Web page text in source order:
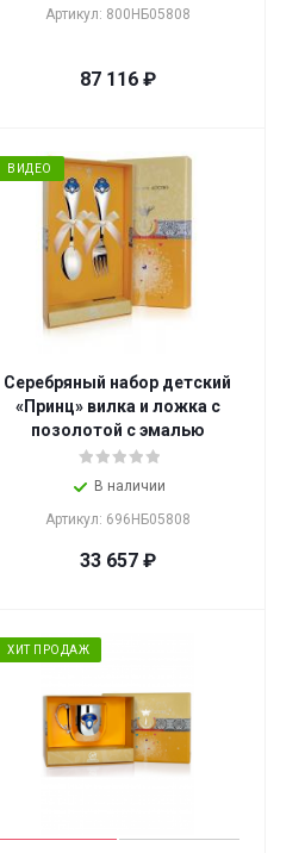
Артикул: 800НБ05808
87 116₽
ВИДЕО
Серебряный набор детский
«Принц» вилка и ложка с
позолотой с эмалью
В наличии
Артикул: 696НБ05808
33 657₽
ХИТ ПРОДАЖ